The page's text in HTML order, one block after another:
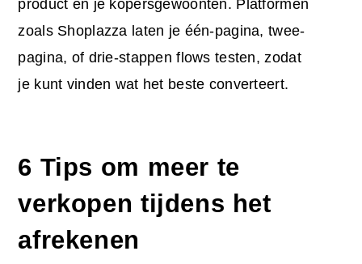
product en je kopersgewoonten. Platformen
zoals Shoplazza laten je één-pagina, twee-
pagina, of drie-stappen flows testen, zodat
je kunt vinden wat het beste converteert.
6 Tips om meer te
verkopen tijdens het
afrekenen